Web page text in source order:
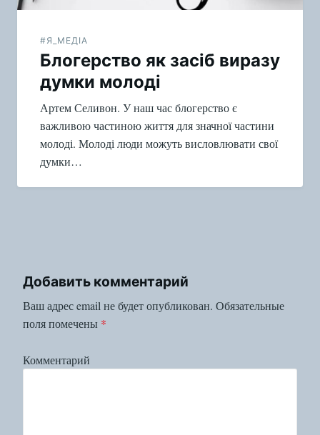
#Я_МЕДІА
Блогерство як засіб виразу
думки молоді
Артем Селивон. У наш час блогерство є
важливою частиною життя для значної частини
молоді. Молоді люди можуть висловлювати свої
думки…
Добавить комментарий
Ваш адрес email не будет опубликован. Обязательные
поля помечены *
Комментарий